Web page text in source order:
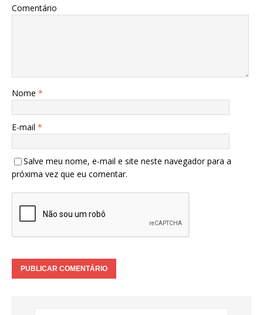
Comentário
Nome *
E-mail *
Salve meu nome, e-mail e site neste navegador para a
próxima vez que eu comentar.